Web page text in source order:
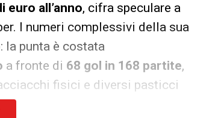
euro all’anno, cifra speculare a
I numeri complessivi della sua
la punta è costata
a fronte di 68 gol in 168 partite,
fisici e diversi pasticci